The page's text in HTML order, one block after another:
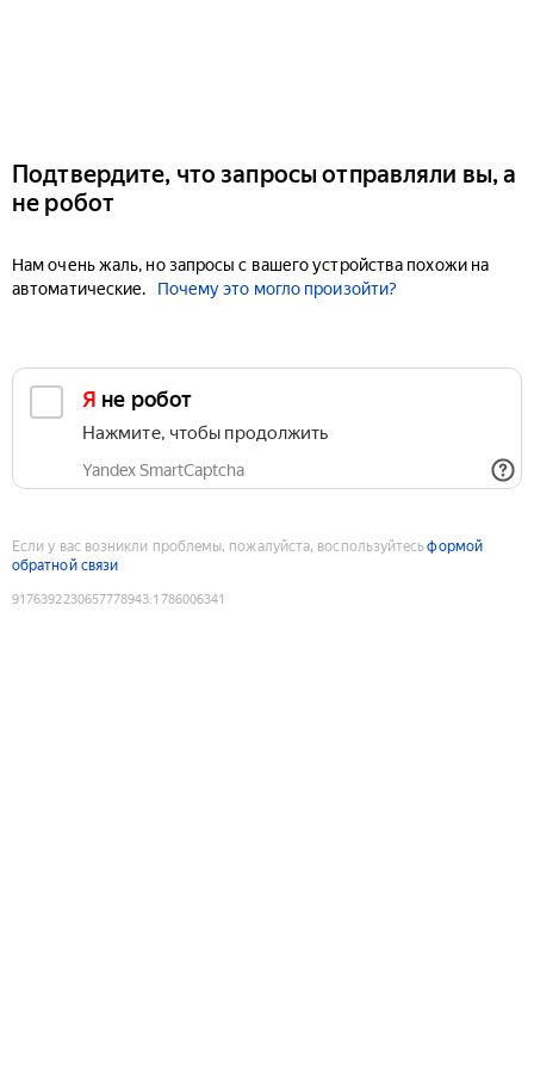
Подтвердите, что запросы отправляли вы, а
не робот
Нам очень жаль, но запросы с вашего устройства похожи на
автоматические.
Почему это могло произойти?
Я не робот
Нажмите, чтобы продолжить
Yandex SmartCaptcha
Если у вас возникли проблемы, пожалуйста, воспользуйтесьформой
обратной связи
9176392230657778943:1786006341